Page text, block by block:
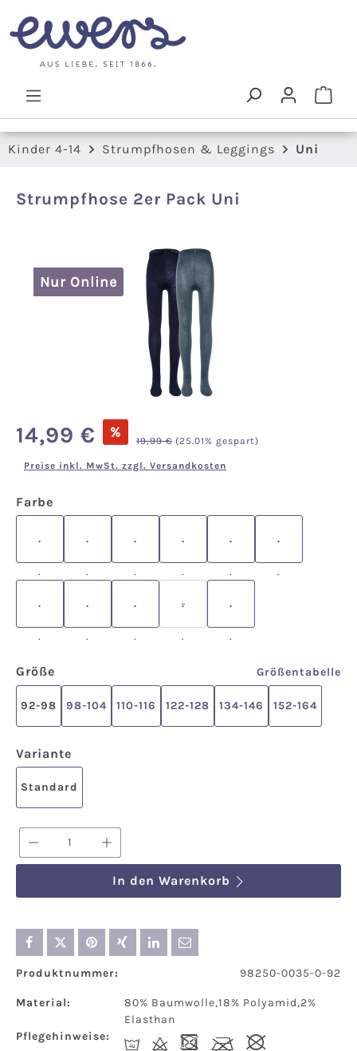
Zum Hauptinhalt springen
Kinder 4-14 Strumpfhosen & Leggings Uni
Strumpfhose 2er Pack Uni
Bildergalerie überspringen
Nur Online
Verkaufspreis:
14,99 € % Regulärer Preis:
19,99 € (25.01% gespart)
Preise inkl. MwSt. zzgl. Versandkosten
Farbe
.
.
.
.
.
.
.
.
.
.
.
.
.
.
.
.
.
.
.
.
.
.
Größe Größentabelle
92-98 98-104 110-116 122-128 134-146 152-164
Variante
Standard
Produkt Anzahl: Gib den
In den Warenkorb
Produktnummer: 98250-0035-0-92
Material:
80% Baumwolle,18% Polyamid,2%
Elasthan
Pflegehinweise:
I d - l #